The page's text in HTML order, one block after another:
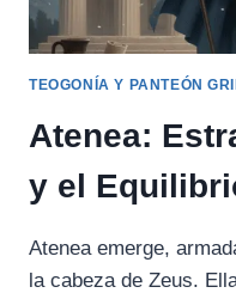
TEOGONÍA Y PANTEÓN
Atenea:
y el
Atenea emerge,
la cabeza de Zeus.